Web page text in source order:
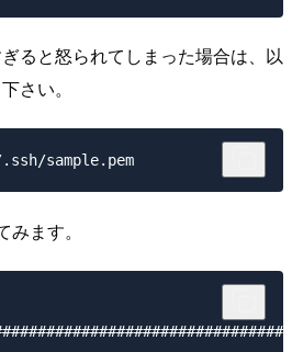
ると怒られてしまった場合は、以
さい。
ます。